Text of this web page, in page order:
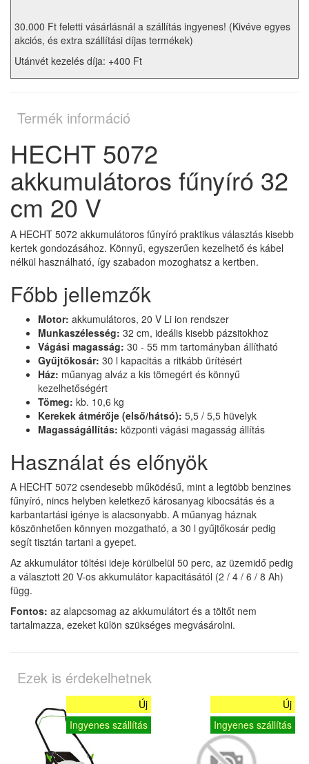
30.000 Ft feletti vásárlásnál a szállítás ingyenes! (Kivéve egyes
akciós, és extra szállítási díjas termékek)
Utánvét kezelés díja: +400 Ft
Termék információ
HECHT 5072
akkumulátoros fűnyíró 32
cm 20 V
A HECHT 5072 akkumulátoros fűnyíró praktikus választás kisebb
kertek gondozásához. Könnyű, egyszerűen kezelhető és kábel
nélkül használható, így szabadon mozoghatsz a kertben.
Főbb jellemzők
Motor: akkumulátoros, 20 V Li ion rendszer
Munkaszélesség: 32 cm, ideális kisebb pázsitokhoz
Vágási magasság: 30 - 55 mm tartományban állítható
Gyűjtőkosár: 30 l kapacitás a ritkább ürítésért
Ház: műanyag alváz a kis tömegért és könnyű
kezelhetőségért
Tömeg: kb. 10,6 kg
Kerekek átmérője (első/hátsó): 5,5 / 5,5 hüvelyk
Magasságállítás: központi vágási magasság állítás
Használat és előnyök
A HECHT 5072 csendesebb működésű, mint a legtöbb benzines
fűnyíró, nincs helyben keletkező károsanyag kibocsátás és a
karbantartási igénye is alacsonyabb. A műanyag háznak
köszönhetően könnyen mozgatható, a 30 l gyűjtőkosár pedig
segít tisztán tartani a gyepet.
Az akkumulátor töltési ideje körülbelül 50 perc, az üzemidő pedig
a választott 20 V-os akkumulátor kapacitásától (2 / 4 / 6 / 8 Ah)
függ.
Fontos: az alapcsomag az akkumulátort és a töltőt nem
tartalmazza, ezeket külön szükséges megvásárolni.
Ezek is érdekelhetnek
Új
Ingyenes szállítás
Új
Ingyenes szállítás